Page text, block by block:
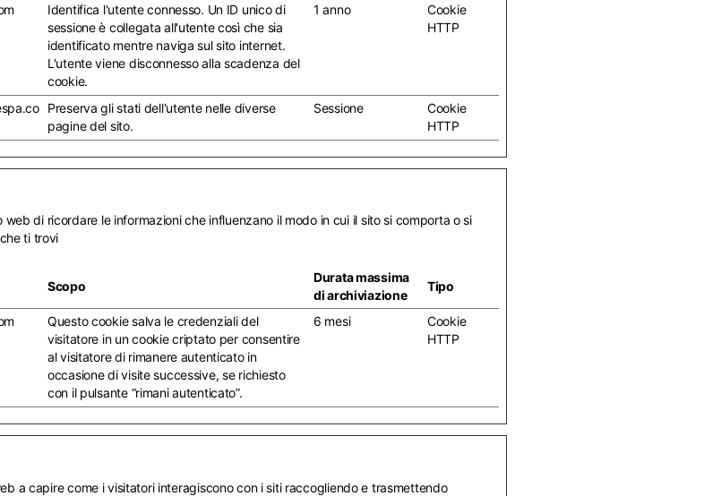
Identifica l'utente connesso. Un ID unico di
sessione è collegata all'utente così che sia
identificato mentre naviga sul sito internet.
L'utente viene disconnesso alla scadenza del
cookie.
1 anno
Cookie
HTTP
Preserva gli stati dell'utente nelle diverse
pagine del sito.
Sessione
Cookie
HTTP
di ricordare le informazioni che influenzano il modo in cui il sito si comporta o si
ti trovi
Scopo
Durata massima
di archiviazione
Tipo
Questo cookie salva le credenziali del
visitatore in un cookie criptato per consentire
al visitatore di rimanere autenticato in
occasione di visite successive, se richiesto
con il pulsante “rimani autenticato”.
6 mesi
Cookie
HTTP
a capire come i visitatori interagiscono con i siti raccogliendo e trasmettendo